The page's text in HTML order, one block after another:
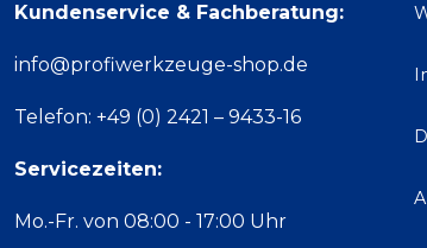
Kundenservice & Fachberatung:
info@profiwerkzeuge-shop.de
Telefon: +49 (0) 2421 – 9433-16
Servicezeiten:
Mo.-Fr. von 08:00 - 17:00 Uhr